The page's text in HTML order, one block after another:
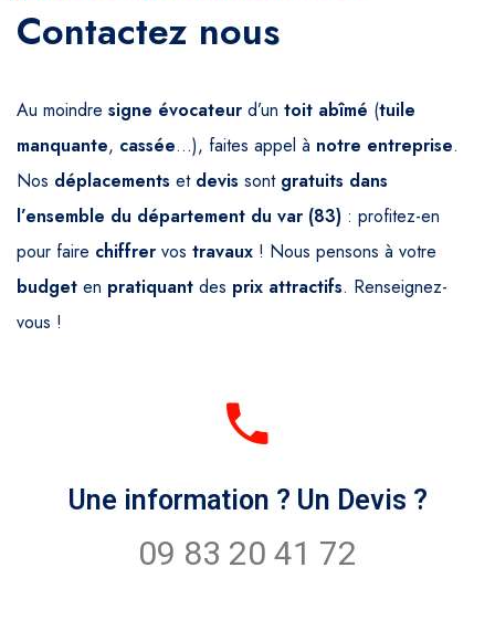
Contactez nous
Au moindre signe évocateur d’un toit abîmé (tuile
manquante, cassée…), faites appel à notre entreprise.
Nos déplacements et devis sont gratuits dans
l’ensemble du département du var (83) : profitez-en
pour faire chiffrer vos travaux ! Nous pensons à votre
budget en pratiquant des prix attractifs. Renseignez-
vous !
Une information ? Un Devis ?
09 83 20 41 72